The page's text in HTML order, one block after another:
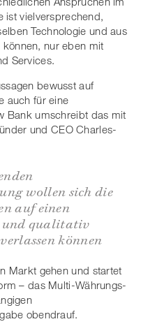
ist vielversprechend,
Technologie und aus
nur eben mit
Services.
bewusst auf
auch für eine
Bank umschreibt das mit
und CEO Charles-
wollen sich die
auf einen
und qualitativ
können
Markt gehen und startet
– das Multi-Währungs-
obendrauf.